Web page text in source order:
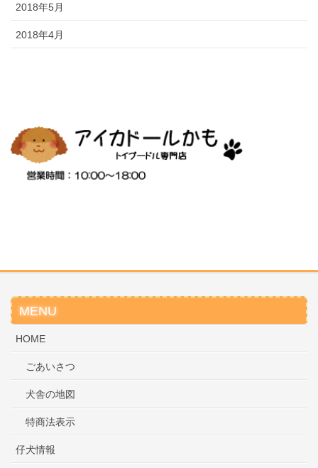
2018年5月
2018年4月
MENU
HOME
ごあいさつ
犬舎の地図
特商法表示
仔犬情報